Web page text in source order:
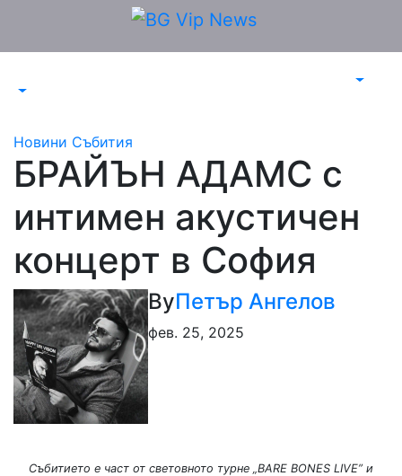
content
Новини Събития
БРАЙЪН АДАМС с
интимен акустичен
концерт в София
ByПетър Ангелов
фев. 25, 2025
Събитието е част от световното турне „BARE BONES LIVE” и